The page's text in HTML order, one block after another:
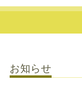
お知らせ